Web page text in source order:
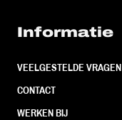
Informatie
VEELGESTELDE VRAGEN
CONTACT
WERKEN BIJ